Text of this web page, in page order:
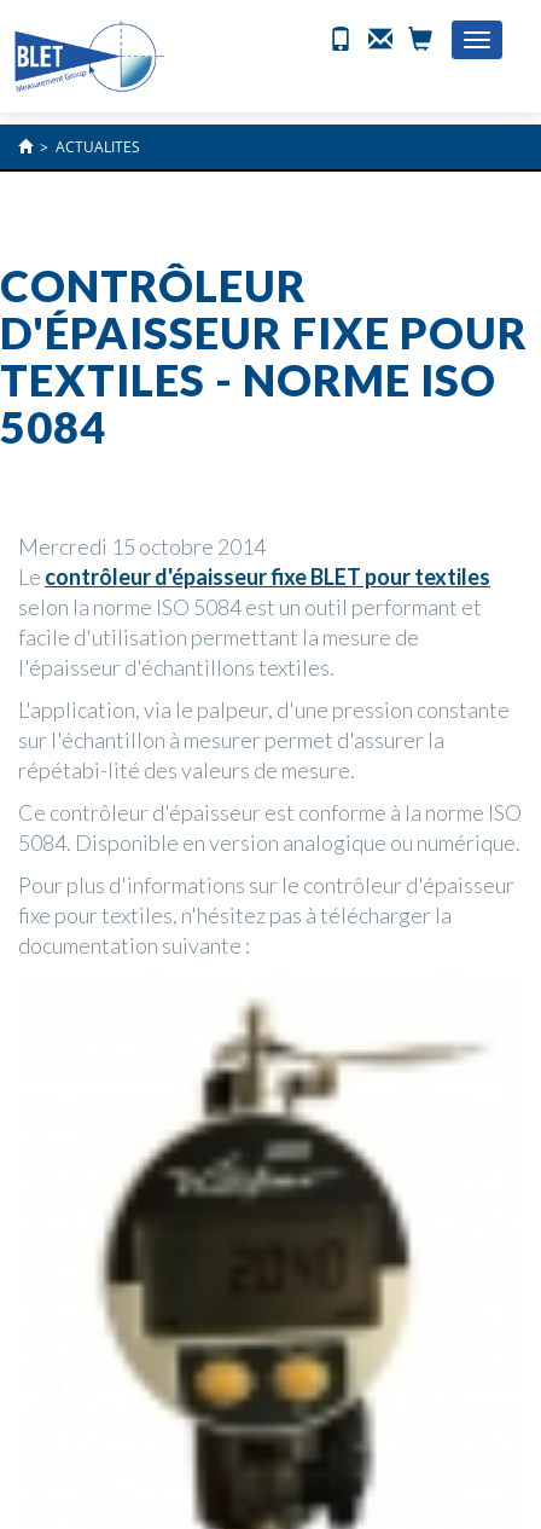
Toggle
> ACTUALITES
CONTRÔLEUR
D'ÉPAISSEUR FIXE POUR
TEXTILES - NORME ISO
5084
Mercredi 15 octobre 2014
Le contrôleur d'épaisseur fixe BLET pour textiles
selon la norme ISO 5084 est un outil performant et
facile d'utilisation permettant la mesure de
l'épaisseur d'échantillons textiles.
L'application, via le palpeur, d'une pression constante
sur l'échantillon à mesurer permet d'assurer la
répétabi-lité des valeurs de mesure.
Ce contrôleur d'épaisseur est conforme à la norme ISO
5084. Disponible en version analogique ou numérique.
Pour plus d'informations sur le contrôleur d'épaisseur
fixe pour textiles, n'hésitez pas à télécharger la
documentation suivante :